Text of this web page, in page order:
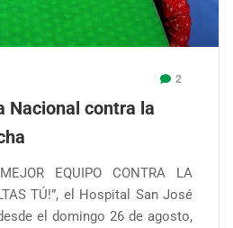
2
Nacional contra la
EQUIPO CONTRA LA
TÚ!”, el Hospital San José
el domingo 26 de agosto,